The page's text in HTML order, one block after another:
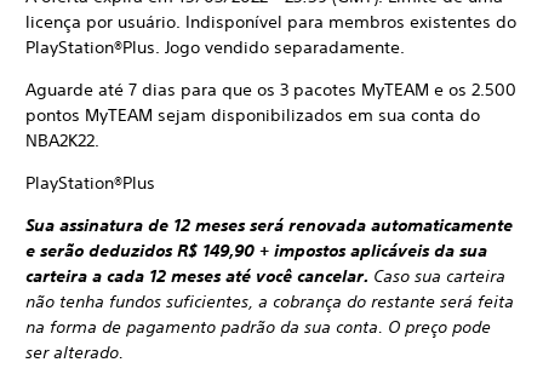
licença por usuário. Indisponível para membros existentes do
PlayStation®Plus. Jogo vendido separadamente.
Aguarde até 7 dias para que os 3 pacotes MyTEAM e os 2.500
pontos MyTEAM sejam disponibilizados em sua conta do
NBA2K22.
PlayStation®Plus
Sua assinatura de 12 meses será renovada automaticamente
e serão deduzidos R$ 149,90 + impostos aplicáveis da sua
carteira a cada 12 meses até você cancelar. Caso sua carteira
não tenha fundos suficientes, a cobrança do restante será feita
na forma de pagamento padrão da sua conta. O preço pode
ser alterado.